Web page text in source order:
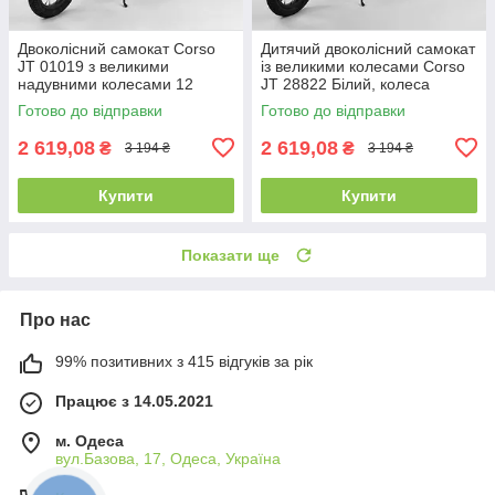
Двоколісний самокат Corso
JT 01019 з великими
надувними колесами 12
дюймів, від 3 років, Чорно-
зелений
Готово до відправки
2 619,08 ₴ 3 194 ₴
Купити
Дитячий двоколісний самокат
із великими колесами Corso
JT 28822 Білий, колеса
надувні 12", від 3 років
Готово до відправки
2 619,08 ₴ 3 194 ₴
Купити
Показати ще
Про нас
99% позитивних з 415 відгуків за рік
Працює з 14.05.2021
м. Одеса
вул.Базова, 17, Одеса, Україна